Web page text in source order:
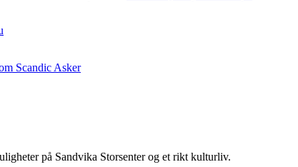
Scandic Asker
på Sandvika Storsenter og et rikt kulturliv.